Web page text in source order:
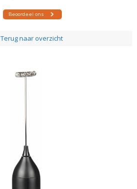
Terug naar overzicht